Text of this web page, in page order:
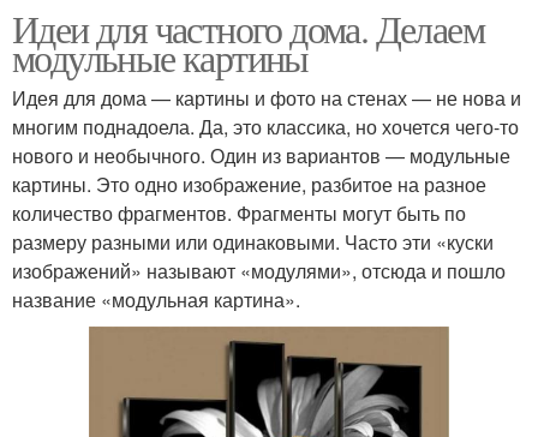
Идеи для частного дома. Делаем
модульные картины
Идея для дома — картины и фото на стенах — не нова и
многим поднадоела. Да, это классика, но хочется чего-то
нового и необычного. Один из вариантов — модульные
картины. Это одно изображение, разбитое на разное
количество фрагментов. Фрагменты могут быть по
размеру разными или одинаковыми. Часто эти «куски
изображений» называют «модулями», отсюда и пошло
название «модульная картина».